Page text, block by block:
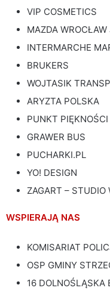
VIP COSMETICS
MAZDA WROCŁAW
INTERMARCHE
BRUKERS
WOJTASIK
ARYZTA POLSKA
PUNKT PIĘKNOŚCI
GRAWER BUS
PUCHARKI.PL
YO! DESIGN
ZAGART – STUDIO
WSPIERAJĄ NAS
KOMISARIAT
OSP GMINY
16 DOLNOŚLĄSKA